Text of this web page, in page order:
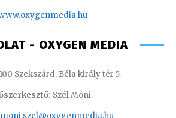
- OXYGEN MEDIA
Szekszárd, Béla király tér 5.
Szél Móni
moni.szel@oxygenmedia.hu